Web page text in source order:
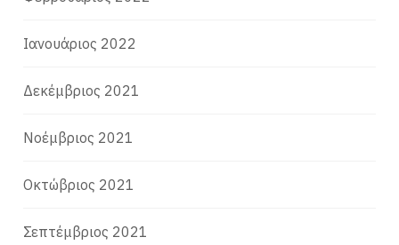
Ιανουάριος 2022
Δεκέμβριος 2021
Νοέμβριος 2021
Οκτώβριος 2021
Σεπτέμβριος 2021